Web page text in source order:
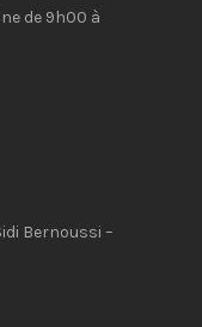
de 9h00 à
Bernoussi –